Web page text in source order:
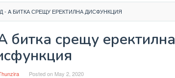
- A БИТКА СРЕЩУ ЕРЕКТИЛНА ДИСФУНКЦИЯ
битка срещу еректилна
Posted on May 2, 2020